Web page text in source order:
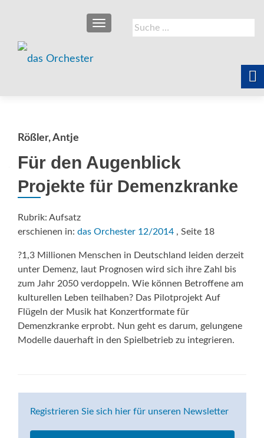
Suche
nach:
SCHALTE NAVIGATION
Rößler, Antje
Für den Augenblick
Projekte für Demenzkranke
Rubrik: Aufsatz
erschienen in: das Orchester 12/2014 , Seite 18
?1,3 Millionen Menschen in Deutschland leiden derzeit
unter Demenz, laut Prognosen wird sich ihre Zahl bis
zum Jahr 2050 verdoppeln. Wie können Betroffene am
kulturellen Leben teilhaben? Das Pilotprojekt Auf
Flügeln der Musik hat Konzertformate für
Demenzkranke erprobt. Nun geht es darum, gelungene
Modelle dauerhaft in den Spielbetrieb zu integrieren.
Registrieren Sie sich hier für unseren Newsletter